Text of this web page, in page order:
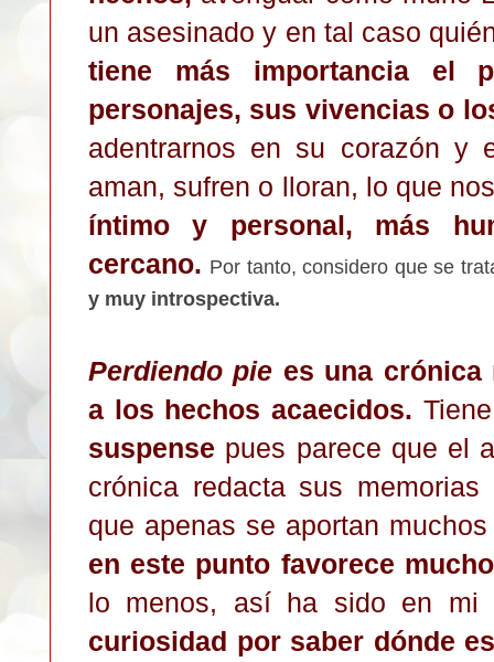
un asesinado y en tal caso
tiene más importancia el
personajes, sus vivencias o
adentrarnos en su corazón y
aman, sufren o lloran, lo que
íntimo y personal, más
cercano. Por tanto, considero quese
y muy introspectiva.
Perdiendo pie es una crónica
a los hechos acaecidos.
suspense pues parece que el
crónica redacta sus
que apenas se aportan
en este punto favorece muc
lo menos, así ha sido en
curiosidad por saber dónde